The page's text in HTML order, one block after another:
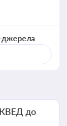
джерела
КВЕД до